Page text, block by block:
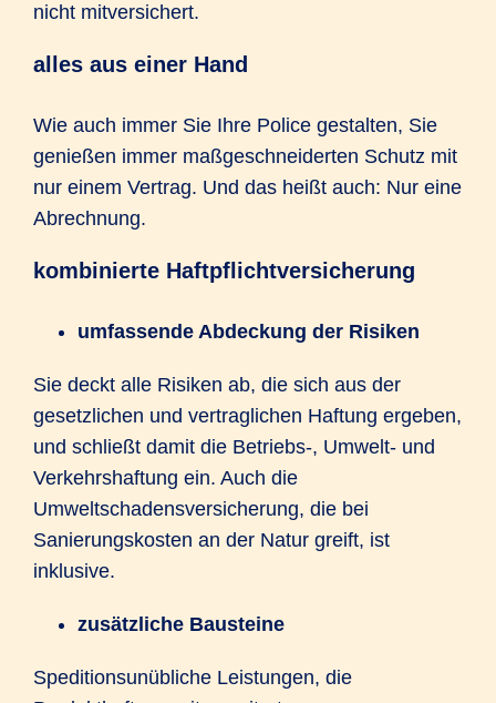
nicht mitversichert.
alles aus einer Hand
Wie auch immer Sie Ihre Police gestalten, Sie
genießen immer maßgeschneiderten Schutz mit
nur einem Vertrag. Und das heißt auch: Nur eine
Abrechnung.
kombinierte Haftpflichtversicherung
umfassende Abdeckung der Risiken
Sie deckt alle Risiken ab, die sich aus der
gesetzlichen und vertraglichen Haftung ergeben,
und schließt damit die Betriebs-, Umwelt- und
Verkehrshaftung ein. Auch die
Umweltschadensversicherung, die bei
Sanierungskosten an der Natur greift, ist
inklusive.
zusätzliche Bausteine
Speditionsunübliche Leistungen, die